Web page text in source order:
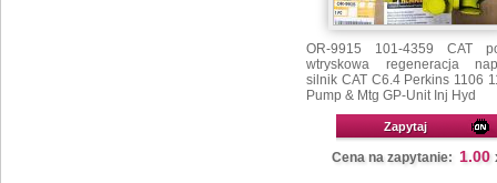
OR-9915 101-4359 CAT
wtryskowa regeneracja
silnik CAT C6.4 Perkins 1106
Pump & Mtg GP-Unit Inj Hyd
Zapytaj
Cena na zapytanie: 1.00